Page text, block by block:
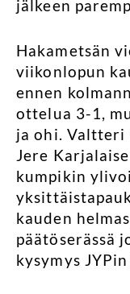
jälkeen
Hakametsän
viikonlopun
ennen
ottelua 3-1,
ja ohi. Valtteri
Jere
kumpikin
kauden
päätöserässä
kysymys